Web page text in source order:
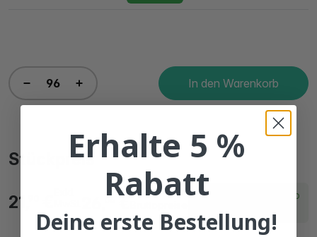
In den Warenkorb
Stückpreis
21,
Lieferzeit innerhalb
Erhalte 5 %
Rabatt
Deine erste Bestellung!